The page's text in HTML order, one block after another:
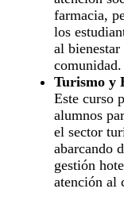
farmacia,
los
al bienestar
comunidad.
Turismo y
Este curso
alumnos
el sector
abarcando
gestión
atención al